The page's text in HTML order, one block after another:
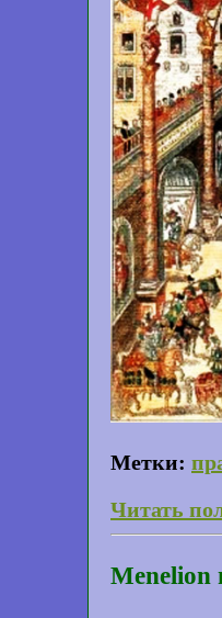
Метки:
Читать
Menelion